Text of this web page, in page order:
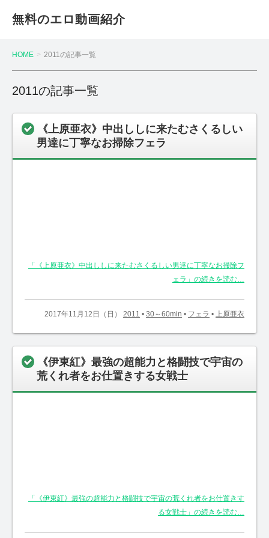
無料のエロ動画紹介
HOME 2011の記事一覧
2011の記事一覧
《上原亜衣》中出ししに来たむさくるしい
男達に丁寧なお掃除フェラ
「《上原亜衣》中出ししに来たむさくるしい男達に丁寧なお掃除フ
ェラ」の続きを読む…
2017年11月12日（日） 2011 • 30～60min • フェラ • 上原亜衣
《伊東紅》最強の超能力と格闘技で宇宙の
荒くれ者をお仕置きする女戦士
「《伊東紅》最強の超能力と格闘技で宇宙の荒くれ者をお仕置きす
る女戦士」の続きを読む…